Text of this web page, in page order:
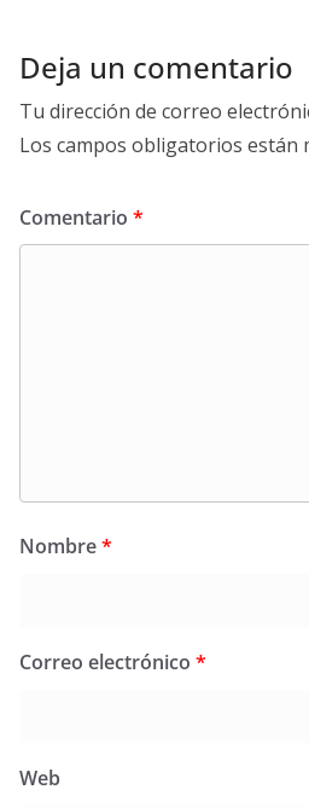
Deja un comentario
Tu dirección de correo
Los campos obligatorios están
Comentario *
Nombre*
Correo electrónico *
Web